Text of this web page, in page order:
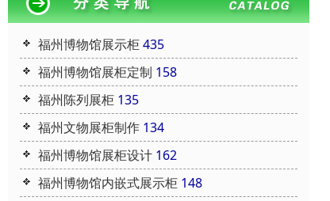
福州博物馆展示柜435
福州博物馆展柜定制 158
福州陈列展柜 135
福州文物展柜制作 134
福州博物馆展柜设计 162
福州博物馆内嵌式展示柜 148